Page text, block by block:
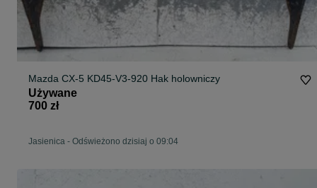
Mazda CX-5 KD45-V3-920 Hak holowniczy
Używane
700 zł
Jasienica - Odświeżono dzisiaj o 09:04